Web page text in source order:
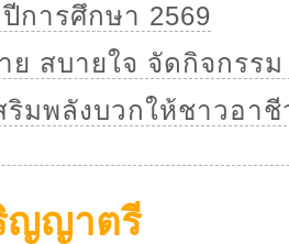
การศึกษา 2569
ย สบายใจ จัดกิจกรร
ริมพลังบวกให้ชาวอาชี
ญญาตรี